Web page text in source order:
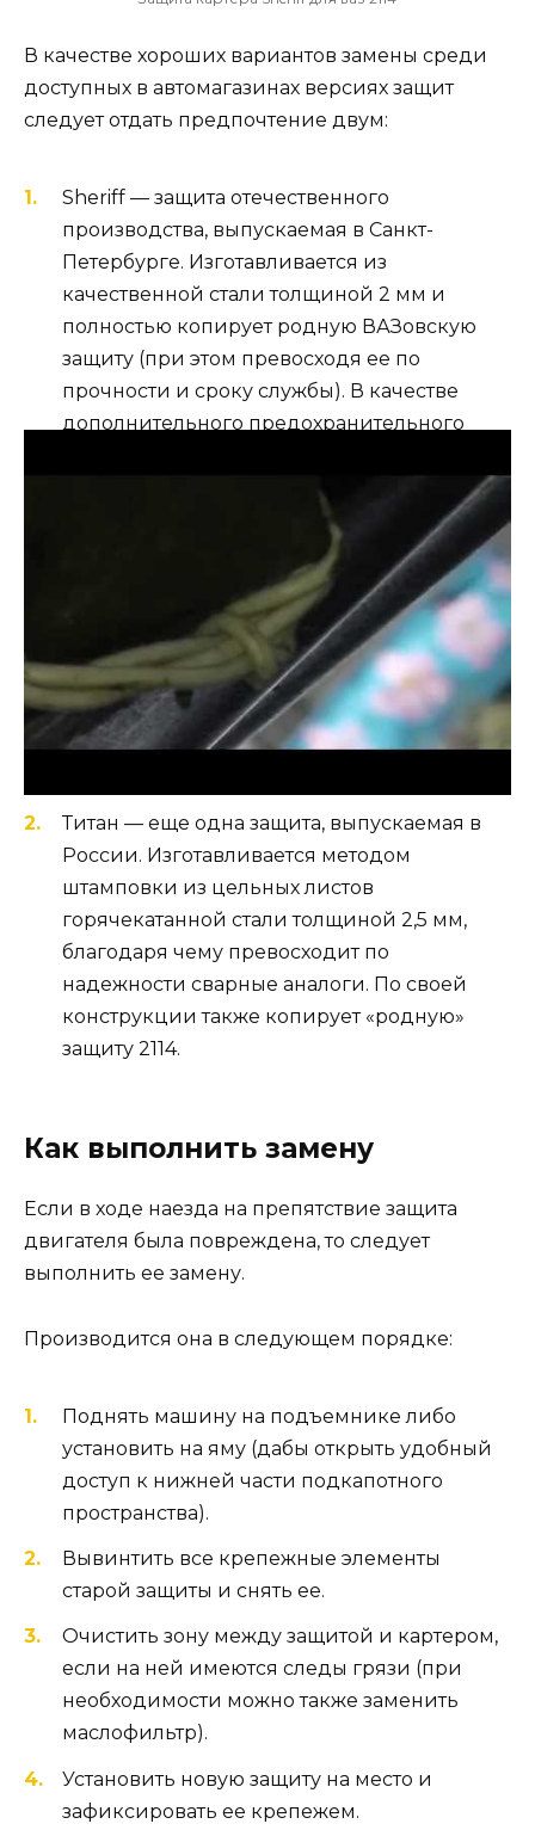
В качестве хороших вариантов замены среди
доступных в автомагазинах версиях защит
следует отдать предпочтение двум:
Sheriff — защита отечественного
производства, выпускаемая в Санкт-
Петербурге. Изготавливается из
качественной стали толщиной 2 мм и
полностью копирует родную ВАЗовскую
защиту (при этом превосходя ее по
прочности и сроку службы). В качестве
дополнительного предохранительного
защищающие пространство около мотора
от попадания земли и грязи. Кроме этого,
важным плюсом защиты Sheriff (как в
сравнении с оригинальной защитой, так и
с защитами от других компаний) является
наличие двух технологических лючков —
для смены масла и для смены
маслофильтра, что позволяет выполнять
данные операции без демонтажа самой
Титан — еще одна защита, выпускаемая в
России. Изготавливается методом
штамповки из цельных листов
горячекатанной стали толщиной 2,5 мм,
благодаря чему превосходит по
надежности сварные аналоги. По своей
конструкции также копирует «родную»
защиту 2114.
Как выполнить замену
Если в ходе наезда на препятствие защита
двигателя была повреждена, то следует
выполнить ее замену.
Производится она в следующем порядке:
Поднять машину на подъемнике либо
установить на яму (дабы открыть удобный
доступ к нижней части подкапотного
пространства).
Вывинтить все крепежные элементы
старой защиты и снять ее.
Очистить зону между защитой и картером,
если на ней имеются следы грязи (при
необходимости можно также заменить
маслофильтр).
Установить новую защиту на место и
зафиксировать ее крепежем.